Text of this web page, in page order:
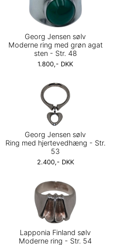
Georg Jensen sølv
Moderne ring med grøn agat
sten - Str. 48
1.800,- DKK
Georg Jensen sølv
Ring med hjertevedhæng - Str.
53
2.400,- DKK
Lapponia Finland sølv
Moderne ring - Str. 54